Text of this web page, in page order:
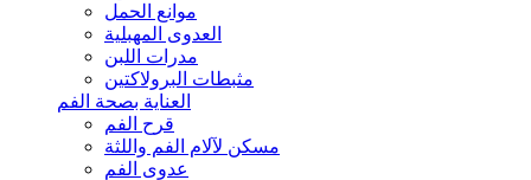
موانع الحمل
العدوى المهبلية
مدرات اللبن
مثبطات البرولاكتين
العناية بصحة الفم
قرح الفم
مسكن لآلام الفم واللثة
عدوى الفم